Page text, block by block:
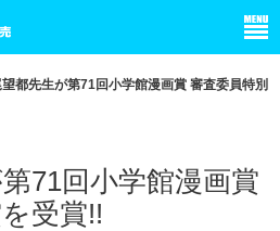
先生が第71回小学館漫画賞 審査委員特別
71回小学館漫画賞
受賞!!